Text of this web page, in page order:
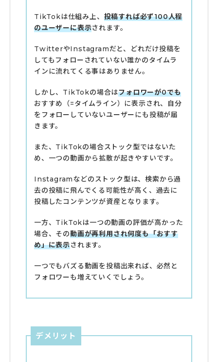
TikTokは仕組み上、 投稿すれば必ず100人程
のユーザーに表示されます。
TwitterやInstagramだと、どれだけ投稿を
してもフォローされていない誰かのタイムラ
インに流れてくる事はありません。
しかし、TikTokの場合はフォロワーが0でも
おすすめ（=タイムライン）に表示され、自分
をフォローしていないユーザーにも投稿が届
きます。
また、TikTokの場合ストック型ではないた
め、一つの動画から拡散が起きやすいです。
Instagramなどのストック型は、検索から過
去の投稿に飛んでくる可能性が高く、過去に
投稿したコンテンツが資産となります。
一方、TikTokは一つの動画の評価が高かった
場合、その動画が再利用され何度も「おすす
め」に表示されます。
一つでもバズる動画を投稿出来れば、必然と
フォロワーも増えていくでしょう。
デメリット